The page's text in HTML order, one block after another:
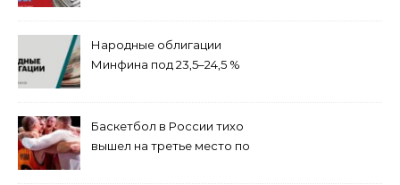
Народные облигации
Минфина под 23,5–24,5 %
Баскетбол в России тихо
вышел на третье место по